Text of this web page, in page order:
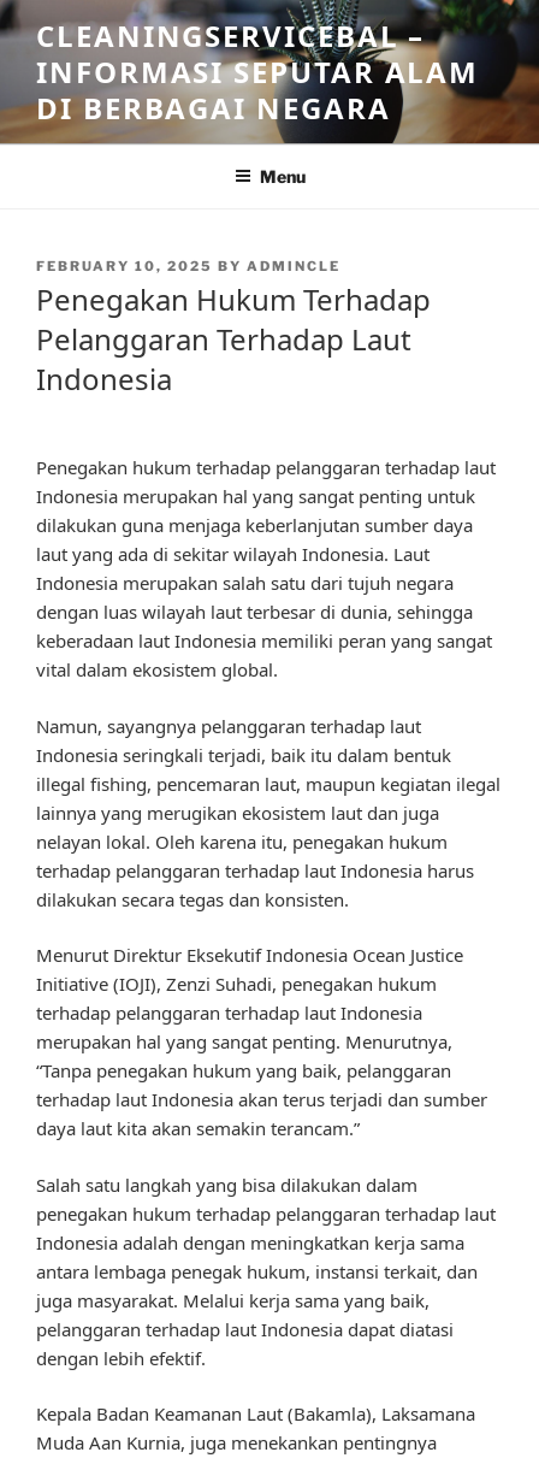
Skip
to
content
CLEANINGSERVICEBAL –
INFORMASI SEPUTAR ALAM
DI BERBAGAI NEGARA
Menu
POSTED
FEBRUARY 10, 2025 BY ADMINCLE
Penegakan Hukum Terhadap
Pelanggaran Terhadap Laut
Indonesia
Penegakan hukum terhadap pelanggaran terhadap laut
Indonesia merupakan hal yang sangat penting untuk
dilakukan guna menjaga keberlanjutan sumber daya
laut yang ada di sekitar wilayah Indonesia. Laut
Indonesia merupakan salah satu dari tujuh negara
dengan luas wilayah laut terbesar di dunia, sehingga
keberadaan laut Indonesia memiliki peran yang sangat
vital dalam ekosistem global.
Namun, sayangnya pelanggaran terhadap laut
Indonesia seringkali terjadi, baik itu dalam bentuk
illegal fishing, pencemaran laut, maupun kegiatan ilegal
lainnya yang merugikan ekosistem laut dan juga
nelayan lokal. Oleh karena itu, penegakan hukum
terhadap pelanggaran terhadap laut Indonesia harus
dilakukan secara tegas dan konsisten.
Menurut Direktur Eksekutif Indonesia Ocean Justice
Initiative (IOJI), Zenzi Suhadi, penegakan hukum
terhadap pelanggaran terhadap laut Indonesia
merupakan hal yang sangat penting. Menurutnya,
“Tanpa penegakan hukum yang baik, pelanggaran
terhadap laut Indonesia akan terus terjadi dan sumber
daya laut kita akan semakin terancam.”
Salah satu langkah yang bisa dilakukan dalam
penegakan hukum terhadap pelanggaran terhadap laut
Indonesia adalah dengan meningkatkan kerja sama
antara lembaga penegak hukum, instansi terkait, dan
juga masyarakat. Melalui kerja sama yang baik,
pelanggaran terhadap laut Indonesia dapat diatasi
dengan lebih efektif.
Kepala Badan Keamanan Laut (Bakamla), Laksamana
Muda Aan Kurnia, juga menekankan pentingnya